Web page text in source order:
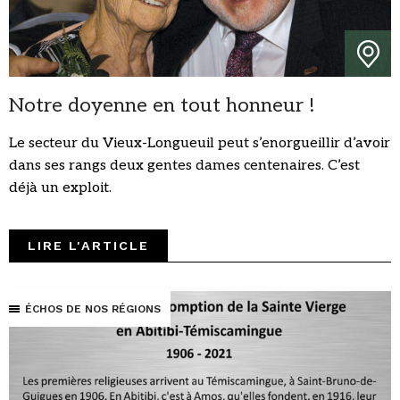
Notre doyenne en tout honneur !
Le secteur du Vieux-Longueuil peut s’enorgueillir d’avoir
dans ses rangs deux gentes dames centenaires. C’est
déjà un exploit.
LIRE L'ARTICLE
ÉCHOS DE NOS RÉGIONS